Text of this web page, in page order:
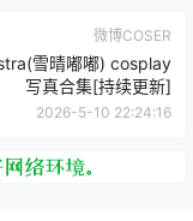
微博COSER
雪晴嘟嘟) cosplay
写真合集[持续更新]
2026-5-10 22:24:16